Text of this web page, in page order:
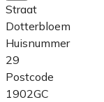
Straat
Dotterbloem
Huisnummer
29
Postcode
1902GC